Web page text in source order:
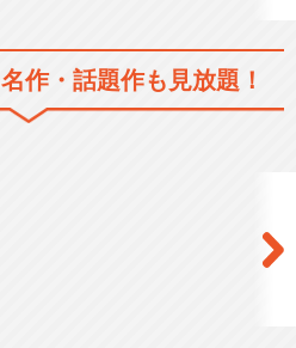
イッパツマン
名作・話題作も見放題！